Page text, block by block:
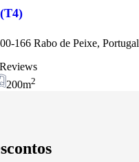
166 Rabo de Peixe, Portugal
200m2